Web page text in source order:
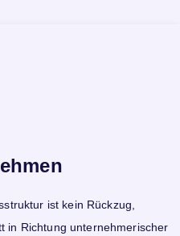
ist kein Rückzug,
in Richtung unternehmerischer